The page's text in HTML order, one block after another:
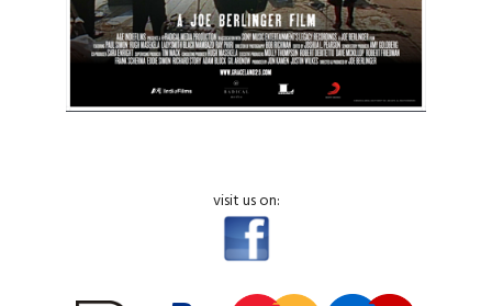
visit us on: